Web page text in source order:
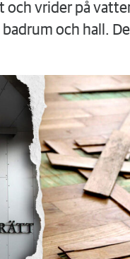
och vrider på
och hall.